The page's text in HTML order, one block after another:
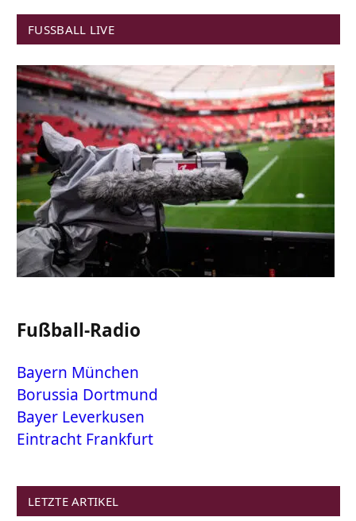
FUSSBALL LIVE
Fußball-Radio
Bayern München
Borussia Dortmund
Bayer Leverkusen
Eintracht Frankfurt
LETZTE ARTIKEL